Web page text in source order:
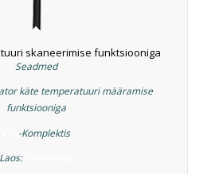
skaneerimise funktsiooniga
Seadmed
käte temperatuuri määramise
funktsiooniga
-Komplektis
Laos: